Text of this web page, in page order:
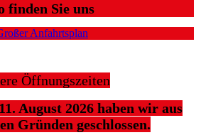
finden Sie uns
Anfahrtsplan
Öffnungszeiten
August 2026 haben wir aus
Gründen geschlossen.